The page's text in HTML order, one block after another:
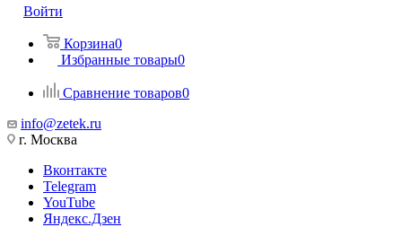
Войти
Корзина0
Избранные товары0
Сравнение товаров0
info@zetek.ru
г. Москва
Вконтакте
Telegram
YouTube
Яндекс.Дзен